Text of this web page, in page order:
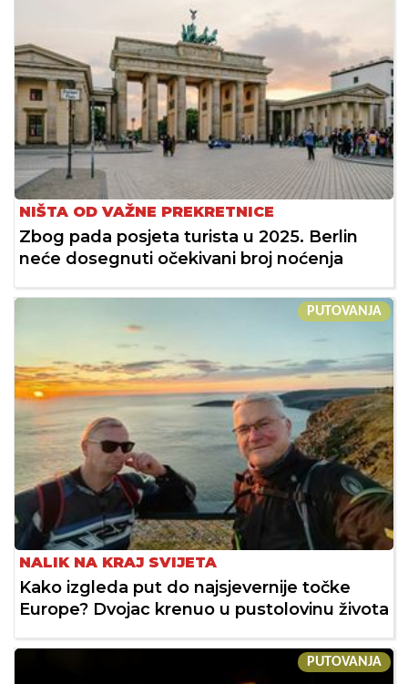
NIŠTA OD VAŽNE PREKRETNICE
Zbog pada posjeta turista u 2025. Berlin
neće dosegnuti očekivani broj noćenja
PUTOVANJA
NALIK NA KRAJ SVIJETA
Kako izgleda put do najsjevernije točke
Europe? Dvojac krenuo u pustolovinu života
PUTOVANJA